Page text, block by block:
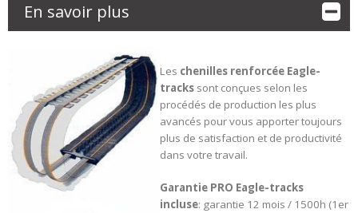
En savoir plus
Les chenilles renforcée Eagle-
trackssont conçues selon les
procédés de production les plus
avancés pour vous apporter toujours
plus de satisfaction et de productivité
dans votre travail.
Garantie PRO Eagle-tracks
incluse: garantie 12 mois / 1500h (1er